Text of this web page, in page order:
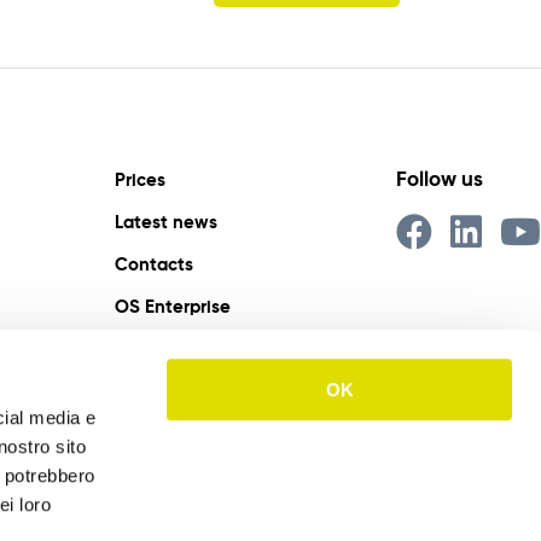
media e
sito
loro
OK
Prices
Latest news
Contacts
OS Enterprise
Follow us